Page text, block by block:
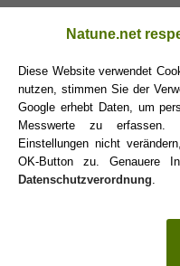
Wassermann
Wassermann
Natune.net
Diese Website verwendet
nutzen, stimmen Sie der
Google erhebt Daten, um
Messwerte zu erfassen.
Einstellungen nicht
OK-Button zu. Genauere
Datenschutzverordnung